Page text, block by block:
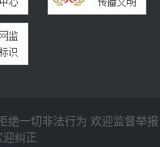
绝一切非法行为 欢迎监督举报
迎纠正